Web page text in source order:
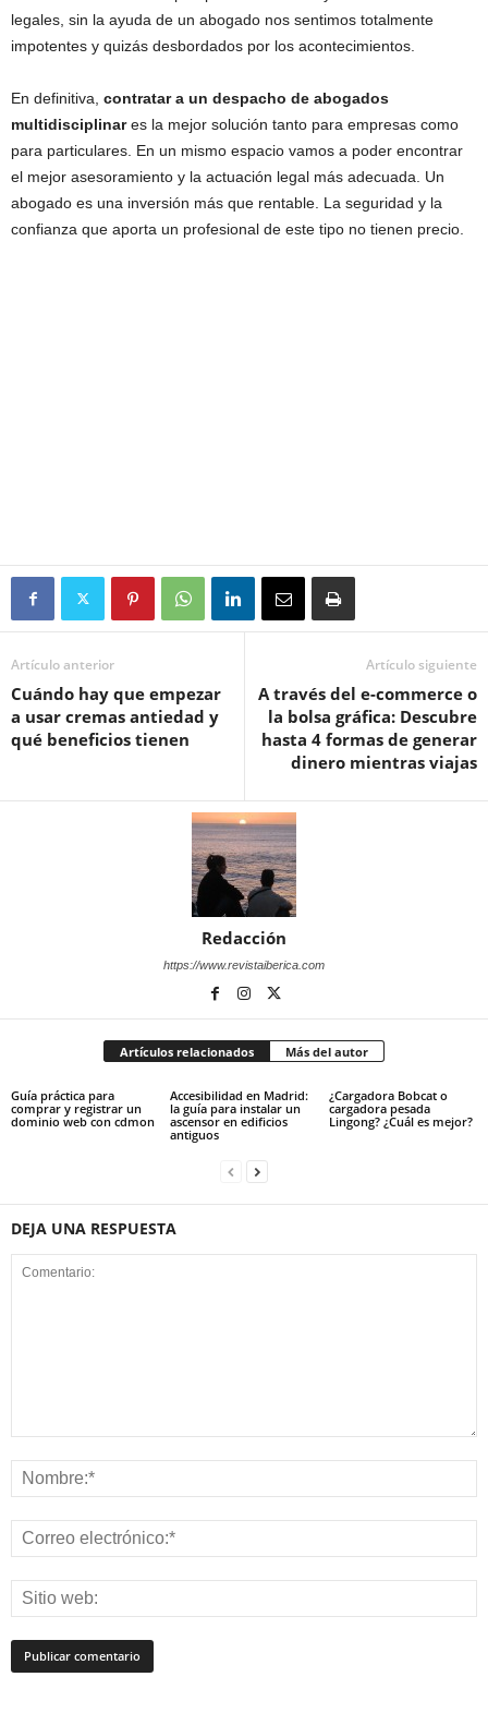
legales, sin la ayuda de un abogado nos sentimos totalmente
impotentes y quizás desbordados por los acontecimientos.
En definitiva, contratar a un despacho de abogados
multidisciplinares la mejor solución tanto para empresas como
para particulares. En un mismo espacio vamos a poder encontrar
el mejor asesoramiento y la actuación legal más adecuada. Un
abogado es una inversión más que rentable. La seguridad y la
confianza que aporta un profesional de este tipo no tienen precio.
Artículo anterior
Cuándo hay que empezar
a usar cremas antiedad y
qué beneficios tienen
Artículo siguiente
A través del e-commerce o
la bolsa gráfica: Descubre
hasta 4 formas de generar
dinero mientras viajas
Redacción
https://www.revistaiberica.com
Artículos relacionados Más del autor
Guía práctica para
comprar y registrar un
dominio web con cdmon
Accesibilidad en Madrid:
la guía para instalar un
ascensor en edificios
antiguos
¿Cargadora Bobcat o
cargadora pesada
Lingong? ¿Cuál es mejor?
DEJA UNA RESPUESTA